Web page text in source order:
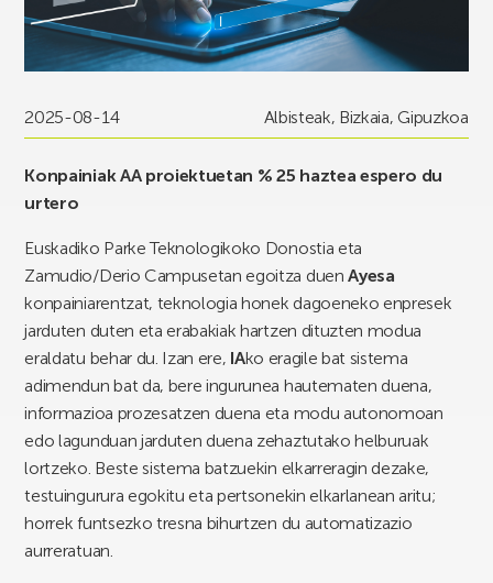
2025-08-14 Albisteak, Bizkaia,Gipuzkoa
Konpainiak AA proiektuetan % 25 haztea espero du
urtero
Euskadiko Parke Teknologikoko Donostia eta
Zamudio/Derio Campusetan egoitza duenAyesa
konpainiarentzat, teknologia honek dagoeneko enpresek
jarduten duten eta erabakiak hartzen dituzten modua
eraldatu behar du. Izan ere, IAko eragile bat sistema
adimendun bat da, bere ingurunea hautematen duena,
informazioa prozesatzen duena eta modu autonomoan
edo lagunduan jarduten duena zehaztutako helburuak
lortzeko. Beste sistema batzuekin elkarreragin dezake,
testuingurura egokitu eta pertsonekin elkarlanean aritu;
horrek funtsezko tresna bihurtzen du automatizazio
aurreratuan.